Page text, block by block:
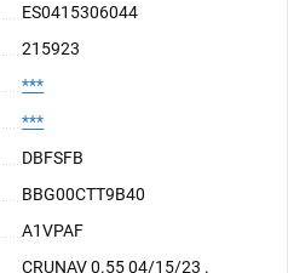
ES0415306044
215923
***
***
DBFSFB
BBG00CTT9B40
A1VPAF
CRUNAV 0.55 04/15/23 .